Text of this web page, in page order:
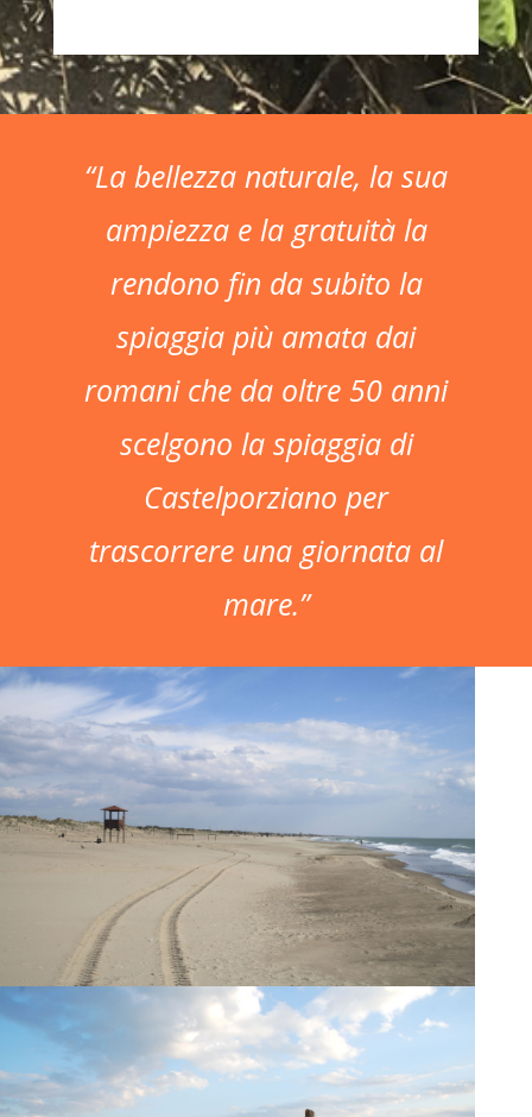
“La bellezza naturale, la sua
ampiezza e la gratuità la
rendono fin da subito la
spiaggia più amata dai
romani che da oltre 50 anni
scelgono la spiaggia di
Castelporziano per
trascorrere una giornata al
mare.”